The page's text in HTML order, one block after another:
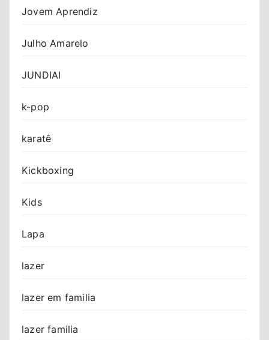
Jovem Aprendiz
Julho Amarelo
JUNDIAI
k-pop
karatê
Kickboxing
Kids
Lapa
lazer
lazer em familia
lazer familia